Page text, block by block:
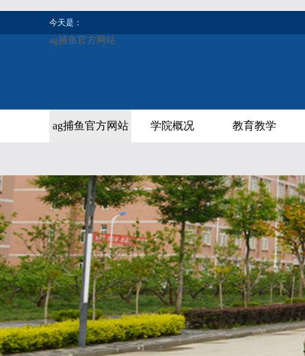
今天是：
ag捕鱼官方网站
ag捕鱼官方网站 学院概况 教育教学